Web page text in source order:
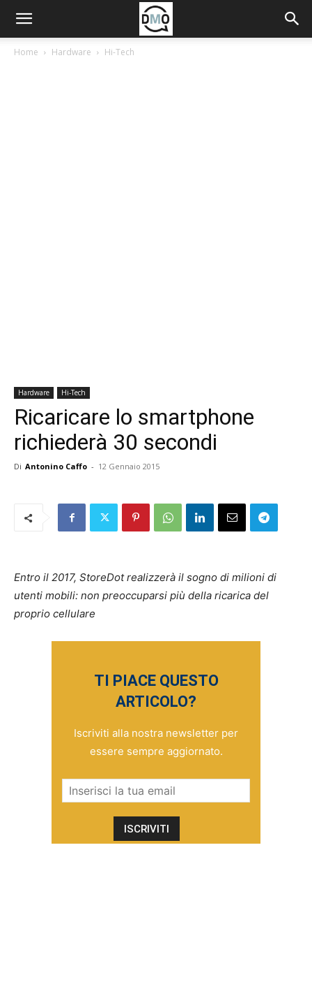
Home Hardware Hi-Tech
Hardware Hi-Tech
Ricaricare lo smartphone
richiederà 30 secondi
Di Antonino Caffo - 12 Gennaio 2015
Entro il 2017, StoreDot realizzerà il sogno di milioni di
utenti mobili: non preoccuparsi più della ricarica del
proprio cellulare
TI PIACE QUESTO
ARTICOLO?
Iscriviti alla nostra newsletter per
essere sempre aggiornato.